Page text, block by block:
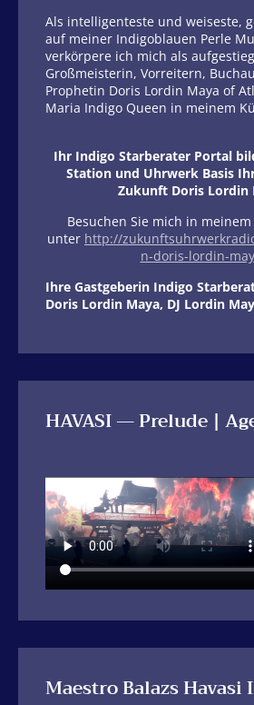
Als intelligenteste und weiseste,
auf meiner Indigoblauen Perle
verkörpere ich mich als
Großmeisterin, Vorreitern,
Prophetin Doris Lordin Maya of
Maria Indigo Queen in meinem
Ihr Indigo Starberater Portal
Station und Uhrwerk Basis
Zukunft Doris Lordin
Besuchen Sie mich in
unter http://
n-doris-lordin-
Ihre Gastgeberin Indigo
Doris Lordin Maya, DJ Lordin
HAVASI — Prelude |
Maestro Balazs Havasi